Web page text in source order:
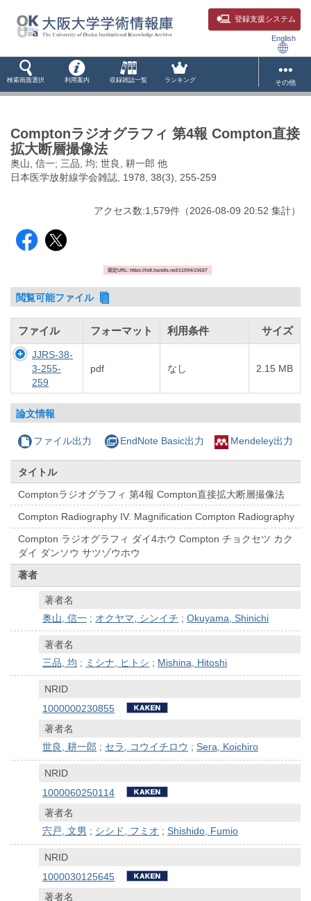
登録支援システム
English
検索画面選択 利用案内 収録雑誌一覧 ランキング その他
Comptonラジオグラフィ 第4報 Compton直接
拡大断層撮像法
奥山, 信一; 三品, 均; 世良, 耕一郎 他
日本医学放射線学会雑誌, 1978, 38(3), 255-259
アクセス数:1,579件 （2026-08-09 20:52 集計）
固定URL: https://hdl.handle.net/11094/15687
閲覧可能ファイル
ファイル フォーマット 利用条件 サイズ
JJRS-38-
3-255-
259
pdf なし 2.15 MB
論文情報
ファイル出力 EndNote Basic出力 Mendeley出力
タイトル
Comptonラジオグラフィ 第4報 Compton直接拡大断層撮像法
Compton Radiography IV. Magnification Compton Radiography
Compton ラジオグラフィ ダイ4ホウ Compton チョクセツ カク
ダイ ダンソウ サツゾウホウ
著者
著者名
奥山, 信一 ; オクヤマ, シンイチ ;Okuyama, Shinichi
著者名
三品, 均 ; ミシナ, ヒトシ ; Mishina, Hitoshi
NRID
1000000230855
著者名
世良, 耕一郎 ; セラ, コウイチロウ ;Sera, Koichiro
NRID
1000060250114
著者名
宍戸, 文男 ; シシド, フミオ ;Shishido, Fumio
NRID
1000030125645
著者名